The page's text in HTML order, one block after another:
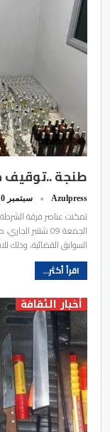
طنجة ..توقيف
Azulpress سبتمبر 10, 2022
تمكنت عناصر فرقة
السوابق القضائية، وذلك
اقرأ أكثر...
أخبار الثقافة